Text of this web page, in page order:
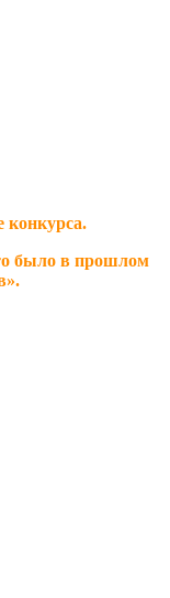
конкурса.
было в прошлом